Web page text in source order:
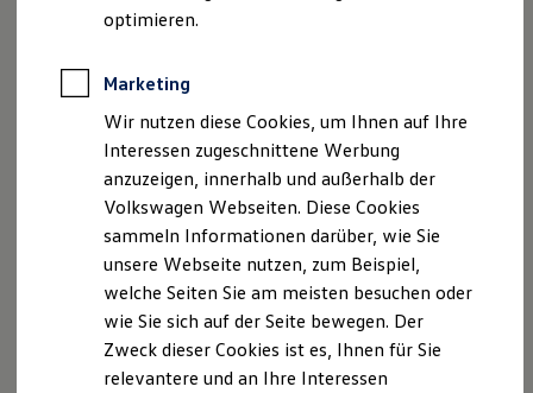
Economy Service
Räder & Reifen Service
Notdienst und Pannenhilfe
Software, Konnektivität & Apps
California App
VW Connect für Ihren ID. Buzz
VW Connect für Ihren Transporter/Caravelle
VW Connect für Ihren Amarok
VW Connect für andere Modelle
Connect Pro
Fleet Interface Data
Multistop Pathfinder
Übersicht Software Updates
Digitales Bordbuch
Fahrerassistenz- und Sicherheitssysteme
Kontrollleuchten
Soundsystem „Harman Kardon“ und Head-Up-Display.
Ausstattungen können in einzelnen Details vom aktuellen
deutschen Lieferprogramm abweichen. Abgebildet sind
teilweise Sonderausstattungen der Fahrzeuge gegen
Mehrpreis.
Bitte beachten Sie auch unseren Konfigurator für eine
Übersicht der aktuell verfügbaren Modelle und Ausstattungen.
Die angegebenen Verbrauchs- und Emissionswerte beziehen
sich nicht auf ein einzelnes Fahrzeug und sind nicht Bestandteil
des Angebots, sondern dienen allein Vergleichszwecken
zwischen den verschiedenen Fahrzeugtypen.
optimieren.
Marketing
Wir nutzen diese Cookies, um Ihnen auf Ihre
Interessen zugeschnittene Werbung
anzuzeigen, innerhalb und außerhalb der
Volkswagen Webseiten. Diese Cookies
sammeln Informationen darüber, wie Sie
unsere Webseite nutzen, zum Beispiel,
welche Seiten Sie am meisten besuchen oder
wie Sie sich auf der Seite bewegen. Der
Zweck dieser Cookies ist es, Ihnen für Sie
relevantere und an Ihre Interessen